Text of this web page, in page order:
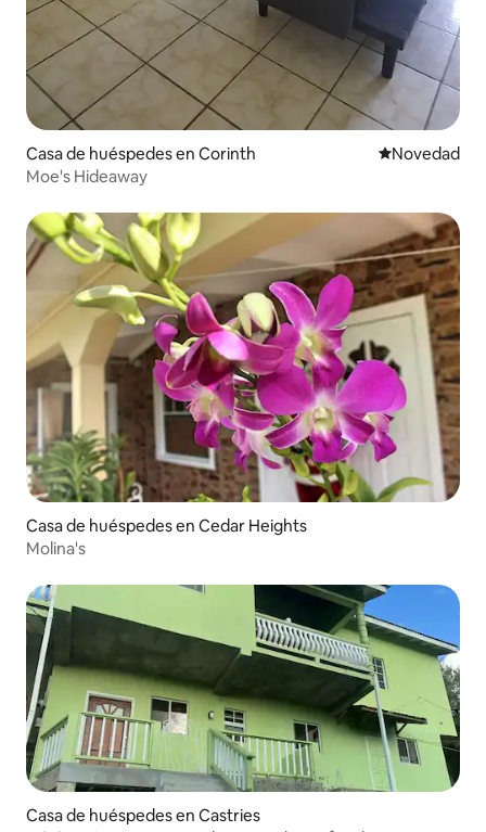
Casa de huéspedes en Corinth Lugar para
Novedad
Moe's Hideaway
Casa de huéspedes en Cedar Heights
Molina's
Casa de huéspedes en Castries